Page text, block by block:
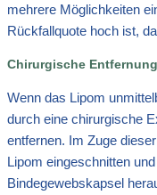
mehrere Möglichkeiten
Rückfallquote hoch ist,
Chirurgische Entfernung
Wenn das Lipom
durch eine chirurgische
entfernen. Im Zuge
Lipom eingeschnitten
Bindegewebskapsel